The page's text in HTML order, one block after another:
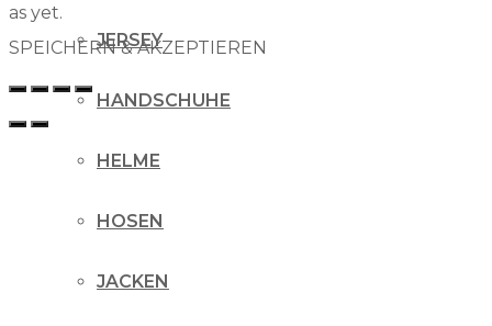
JERSEY
HANDSCHUHE
HELME
HOSEN
JACKEN
as yet.
SPEICHERN & AKZEPTIEREN